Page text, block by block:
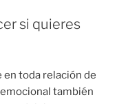
si quieres
en toda relación de
también